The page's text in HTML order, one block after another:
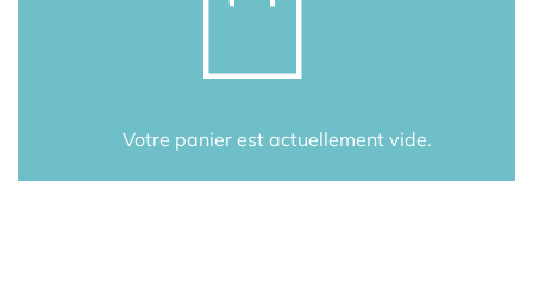
Votre panier est actuellement vide.